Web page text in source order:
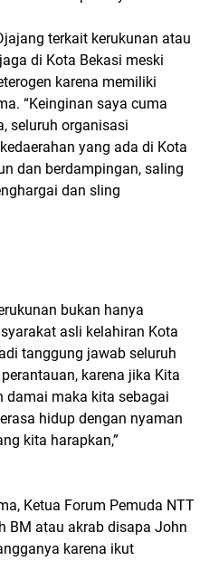
terkait kerukunan atau
di Kota Bekasi meski
karena memiliki
“Keinginan saya cuma
seluruh organisasi
yang ada di Kota
dan berdampingan, saling
dan sling
bukan hanya
asli kelahiran Kota
tanggung jawab seluruh
karena jika Kita
damai maka kita sebagai
hidup dengan nyaman
kita harapkan,”
Ketua Forum Pemuda NTT
BM atau akrab disapa John
karena ikut